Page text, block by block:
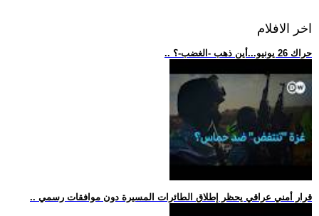
اخر الافلام
.. حراك 26 يونيو...أين ذهب -الغضب-؟
.. قرار أمني عراقي يحظر إطلاق الطائرات المسيرة دون موافقات رسمي